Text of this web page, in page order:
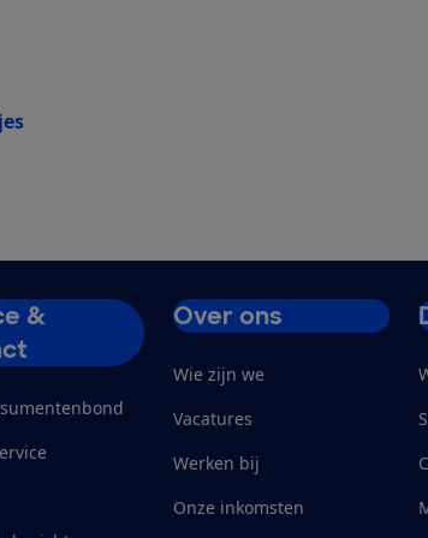
&
Over ons
Wie zijn we
Vacatures
Werken bij
Onze inkomsten